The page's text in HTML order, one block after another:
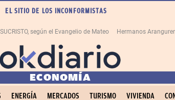
EL SITIO DE LOS INCONFORMISTAS
según el Evangelio de Mateo Hermanos Aranguren
ECONOMÍA
ENERGÍA MERCADOS TURISMO VIVIENDA